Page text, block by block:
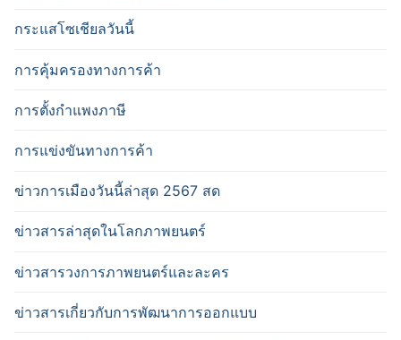
กระแสโซเชียลวันนี้
การคุ้มครองทางการค้า
การตั้งกำแพงภาษี
การแข่งขันทางการค้า
ข่าวการเมืองวันนี้ล่าสุด 2567 สด
ข่าวสารล่าสุดในโลกภาพยนตร์
ข่าวสารวงการภาพยนตร์และละคร
ข่าวสารเกี่ยวกับการพัฒนาการออกแบบ